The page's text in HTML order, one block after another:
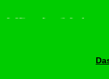
bewächn!